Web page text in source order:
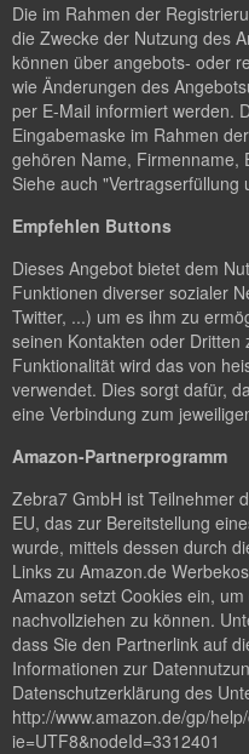
Die im Rahmen der
die Zwecke der Nutzung des
können über angebots- oder
wie Änderungen des
per E-Mail informiert werden.
Eingabemaske im Rahmen
gehören Name, Firmenname,
Siehe auch "Vertragserfüllung
Empfehlen Buttons
Dieses Angebot bietet dem
Funktionen diverser sozialer
Twitter, ...) um es ihm zu
seinen Kontakten oder
Funktionalität wird das von
verwendet. Dies sorgt dafür,
eine Verbindung zum
Amazon-Partnerprogramm
Zebra7 GmbH ist Teilnehmer
EU, das zur Bereitstellung
wurde, mittels dessen durch
Links zu Amazon.de
Amazon setzt Cookies ein,
nachvollziehen zu können.
dass Sie den Partnerlink auf
Informationen zur
Datenschutzerklärung des
http://www.amazon.de/gp/
ie=UTF8&nodeId=3312401